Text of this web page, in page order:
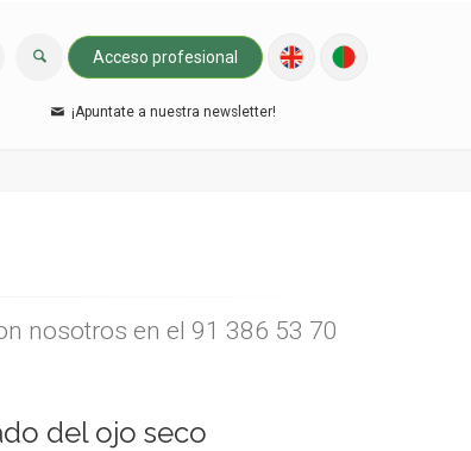
Acceso profesional
¡Apuntate a nuestra newsletter!
nosotros en el 91 386 53 70
del ojo seco